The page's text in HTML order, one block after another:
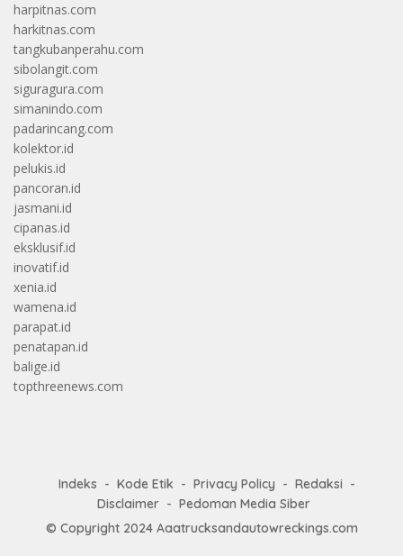
harpitnas.com
harkitnas.com
tangkubanperahu.com
sibolangit.com
siguragura.com
simanindo.com
padarincang.com
kolektor.id
pelukis.id
pancoran.id
jasmani.id
cipanas.id
eksklusif.id
inovatif.id
xenia.id
wamena.id
parapat.id
penatapan.id
balige.id
topthreenews.com
Indeks Kode Etik Privacy Policy
Redaksi
Disclaimer
Pedoman Media Siber
© Copyright 2024 Aaatrucksandautowreckings.com